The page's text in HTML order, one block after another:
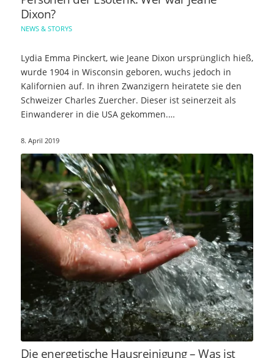
Dixon?
NEWS & STORYS
Lydia Emma Pinckert, wie Jeane Dixon ursprünglich hieß,
wurde 1904 in Wisconsin geboren, wuchs jedoch in
Kalifornien auf. In ihren Zwanzigern heiratete sie den
Schweizer Charles Zuercher. Dieser ist seinerzeit als
Einwanderer in die USA gekommen.…
8. April 2019
Die energetische Hausreinigung – Was ist